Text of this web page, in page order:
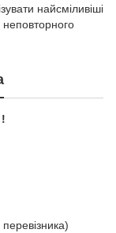
найсміливіші